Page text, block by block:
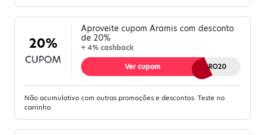
20%
Aproveite cupom Aramis com desconto
de 20%
+ 4% cashback
QUERO20
Ver cupom
Não acumulativo com outras promoções e descontos. Teste no
carrinho.